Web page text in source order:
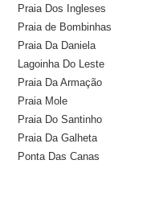
Praia Dos Ingleses
Praia de Bombinhas
Praia Da Daniela
Lagoinha Do Leste
Praia Da Armação
Praia Mole
Praia Do Santinho
Praia Da Galheta
Ponta Das Canas